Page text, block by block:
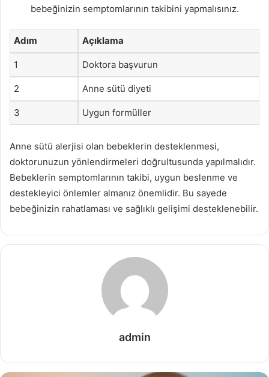
bebeğinizin semptomlarının takibini yapmalısınız.
Adım Açıklama
1 Doktora başvurun
2 Anne sütü diyeti
3 Uygun formüller
Anne sütü alerjisi olan bebeklerin desteklenmesi,
doktorunuzun yönlendirmeleri doğrultusunda yapılmalıdır.
Bebeklerin semptomlarının takibi, uygun beslenme ve
destekleyici önlemler almanız önemlidir. Bu sayede
bebeğinizin rahatlaması ve sağlıklı gelişimi desteklenebilir.
admin